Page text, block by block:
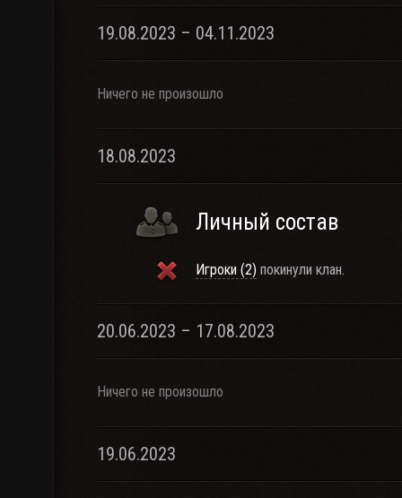
19.08.2023 – 04.11.2023
Ничего не произошло
18.08.2023
Личный состав
Игроки (2) покинули клан.
20.06.2023 – 17.08.2023
Ничего не произошло
19.06.2023